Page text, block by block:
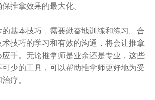
推拿效果的最大化。
基本技巧，需要勤奋地训练和练习。合
技巧的学习和有效的沟通，将会让推拿
应手。无论推拿师是业余还是专业，这些
少的工具，可以帮助推拿师更好地为受
疗。